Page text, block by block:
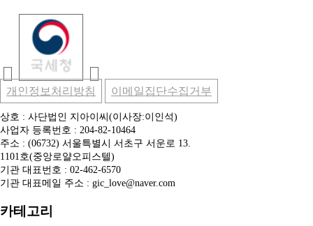
개인정보처리방침 이메일집단수집거부
상호 : 사단법인 지아이씨(이사장:이인석)
사업자 등록번호 : 204-82-10464
주소 : (06732) 서울특별시 서초구 서운로 13.
1101호(중앙로얄오피스텔)
기관 대표번호 : 02-462-6570
기관 대표메일 주소 : gic_love@naver.com
카테고리